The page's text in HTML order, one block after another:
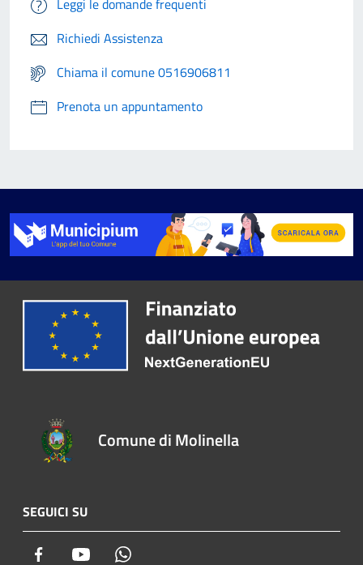
Leggi le domande frequenti
Richiedi Assistenza
Chiama il comune 0516906811
Prenota un appuntamento
Comune di Molinella
SEGUICI SU
Facebook Youtube